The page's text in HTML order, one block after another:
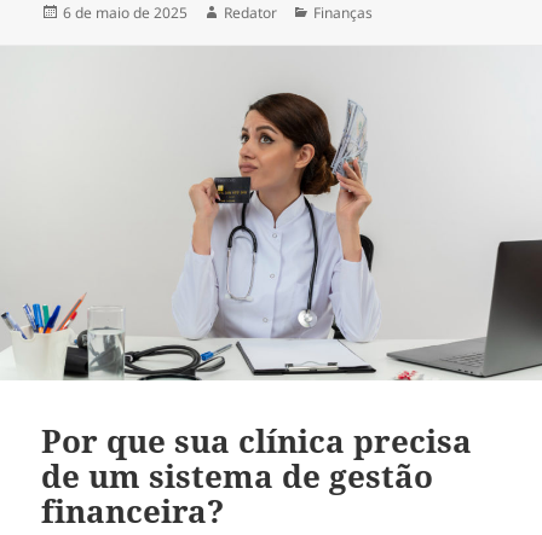
Publicado
6 de maio de 2025 Autor
Redator Categorias
Finanças
Por que sua clínica precisa
de um sistema de gestão
financeira?